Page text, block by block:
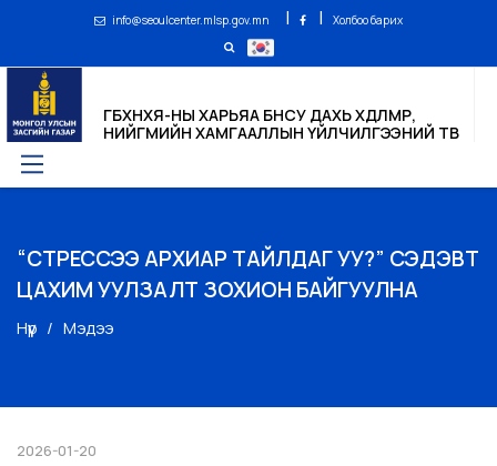
info@seoulcenter.mlsp.gov.mn | | Холбоо барих
ГБХНХЯ-НЫ ХАРЬЯА БНСУ ДАХЬ ХӨДӨЛМӨР,
НИЙГМИЙН ХАМГААЛЛЫН ҮЙЛЧИЛГЭЭНИЙ ТӨВ
“СТРЕССЭЭ АРХИАР ТАЙЛДАГ УУ?” СЭДЭВТ
ЦАХИМ УУЛЗАЛТ ЗОХИОН БАЙГУУЛНА
Нүүр Мэдээ
2026-01-20